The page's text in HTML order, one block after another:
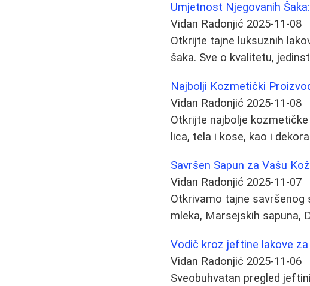
Umjetnost Njegovanih
Vidan Radonjić 2025-11-08
Otkrijte tajne luksuznih
šaka. Sve o kvalitetu,
Najbolji Kozmetički
Vidan Radonjić 2025-11-08
Otkrijte najbolje
lica, tela i kose, kao i
Savršen Sapun za Vašu
Vidan Radonjić 2025-11-07
Otkrivamo tajne savršenog
mleka, Marsejskih sapuna,
Vodič kroz jeftine lakove za
Vidan Radonjić 2025-11-06
Sveobuhvatan pregled